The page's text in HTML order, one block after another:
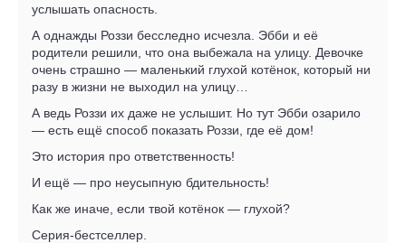
услышать опасность.
А однажды Роззи бесследно исчезла. Эбби и её
родители решили, что она выбежала на улицу. Девочке
очень страшно — маленький глухой котёнок, который ни
разу в жизни не выходил на улицу…
А ведь Роззи их даже не услышит. Но тут Эбби озарило
— есть ещё способ показать Роззи, где её дом!
Это история про ответственность!
И ещё — про неусыпную бдительность!
Как же иначе, если твой котёнок — глухой?
Серия-бестселлер.